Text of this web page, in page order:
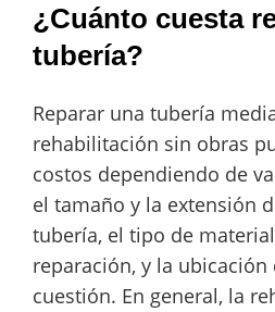
¿Cuánto cuesta
tubería?
Reparar una tubería
rehabilitación sin obras
costos dependiendo de
el tamaño y la extensión
tubería, el tipo de
reparación, y la
cuestión. En general, la